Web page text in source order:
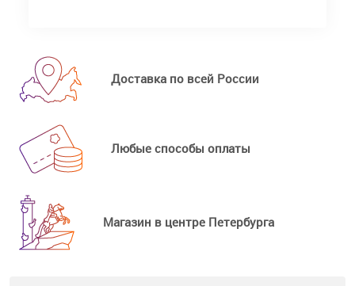
Доставка по всей России
Любые способы оплаты
Магазин в центре Петербурга